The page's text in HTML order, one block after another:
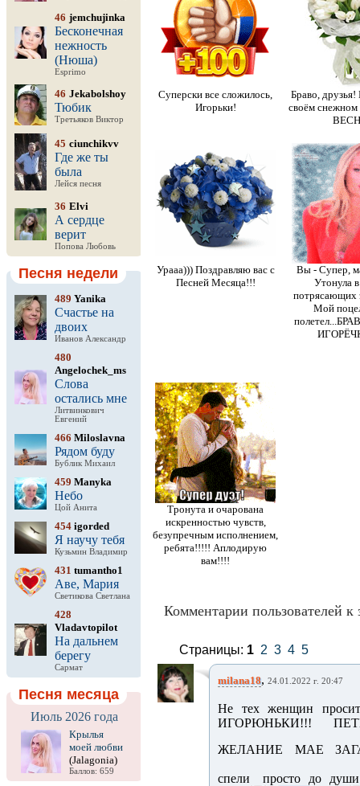
46 jemchujinka
Бесконечная
нежность
(Нюша)
Esprimo
46 Jekabolshoy
Тюбик
Третьяков Виктор
45 ciunchikvv
Где же ты
была
Лейся песня
36 Elvi
А сердце
верит
Попова Любовь
Песня недели
489 Yanika
Счастье на
двоих
Иванов Александр
480
Angelochek_ms
Слова
остались мне
Литвинкович
Евгений
466 Miloslavna
Рядом буду
Бублик Михаил
459 Manyka
Небо
Цой Анита
454 igorded
Я научу тебя
Кузьмин Владимир
431 tumantho1
Аве, Мария
Светикова Светлана
428
Vladavtopilot
На дальнем
берегу
Сармат
Песня месяца
Июль 2026 года
Крылья
моей любви
(Jalagonia)
Баллов: 659
Суперски все сложилось,
Игорьки!
Браво, друзья!
своём снежном
Урааа))) Поздравляю вас с
Песней Месяца!!!
Вы - Супер,
Утонула
потрясающих
Мой
Тронута и очарована
искренностью чувств,
безупречным исполнением,
ребята!!!!! Аплодирую
вам!!!!
Комментарии пользователей к
Страницы: 1 2 3 4 5
milana18, 24.01.2022 г. 20:47
Не тех женщин
ИГОРЮНЬКИ!!!
ЖЕЛАНИЕ МАЕ
спели просто до